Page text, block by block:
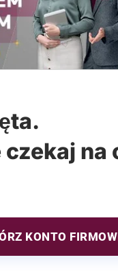
czekaj
KONTO